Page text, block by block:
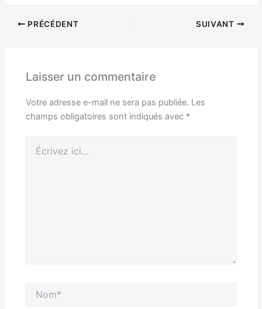
PRÉCÉDENT SUIVANT
Laisser un commentaire
Votre adresse e-mail ne sera pas publiée. Les
champs obligatoires sont indiqués avec *
ici…